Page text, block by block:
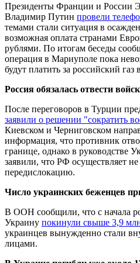
Президенты Франции и России
Владимир Путин провели
темами стали ситуация в
возможная оплата странами
рублями. По итогам беседы
операция в Мариуполе пока
будут платить за российский газ
Россия обязалась отвести
После переговоров в Турции
заявили о решении "сократить
Киевском и Черниговском
информация, что противник
границе, однако в руководстве
заявили, что РФ осуществляет не
передислокацию.
Число украинских беженцев
В ООН сообщили, что с начала
Украину покинули свыше 3,9
украинцев вынужденно стали
лицами.